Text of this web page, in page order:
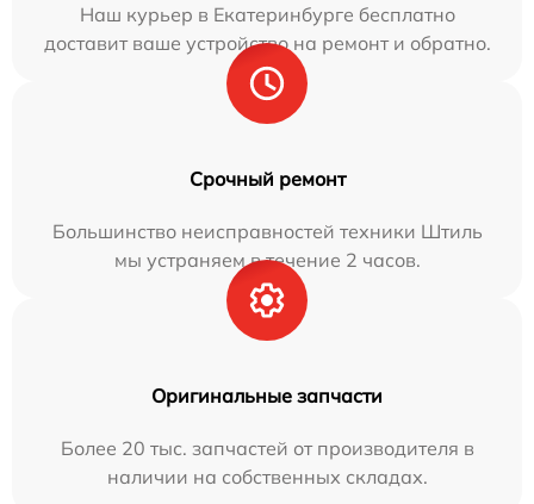
Наш курьер в Екатеринбурге бесплатно
доставит ваше устройство на ремонт и обратно.
Срочный ремонт
Большинство неисправностей техники Штиль
мы устраняем в течение 2 часов.
Оригинальные запчасти
Более 20 тыс. запчастей от производителя в
наличии на собственных складах.